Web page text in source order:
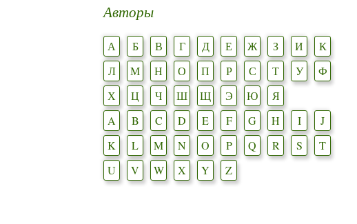
Авторы
А Б В Г Д Е Ж З И
К
Л
М Н О П Р С Т У
Ф
Х
Ц Ч Ш Щ Э Ю
Я
A
B C D E F G H I
J
K
L M N O P Q R S
T
U
V W X Y Z